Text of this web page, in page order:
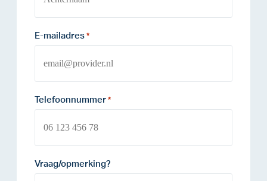
E-mailadres *
Telefoonnummer *
Vraag/opmerking?